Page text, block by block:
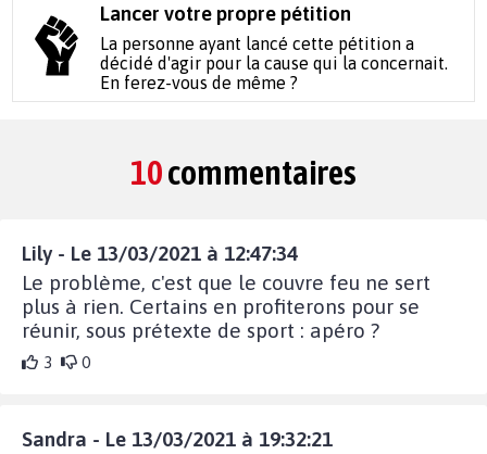
Lancer votre propre pétition
La personne ayant lancé cette pétition a
décidé d'agir pour la cause qui la concernait.
En ferez-vous de même ?
10commentaires
Lily - Le 13/03/2021 à 12:47:34
Le problème, c'est que le couvre feu ne sert
plus à rien. Certains en profiterons pour se
réunir, sous prétexte de sport : apéro ?
3 0
Sandra - Le 13/03/2021 à 19:32:21